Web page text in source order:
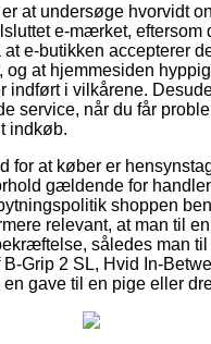
at undersøge hvorvidt
e-mærket, eftersom
e-butikken accepterer
og at hjemmesiden
indført i vilkårene.
service, når du får
indkøb.
for at køber er
gældende for
shoppen
relevant, at man til
således man til
B-Grip 2 SL, Hvid In-
gave til en pige eller